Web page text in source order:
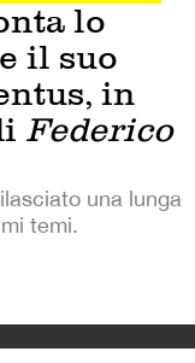
lo
il suo
in
Federico
una lunga
temi.